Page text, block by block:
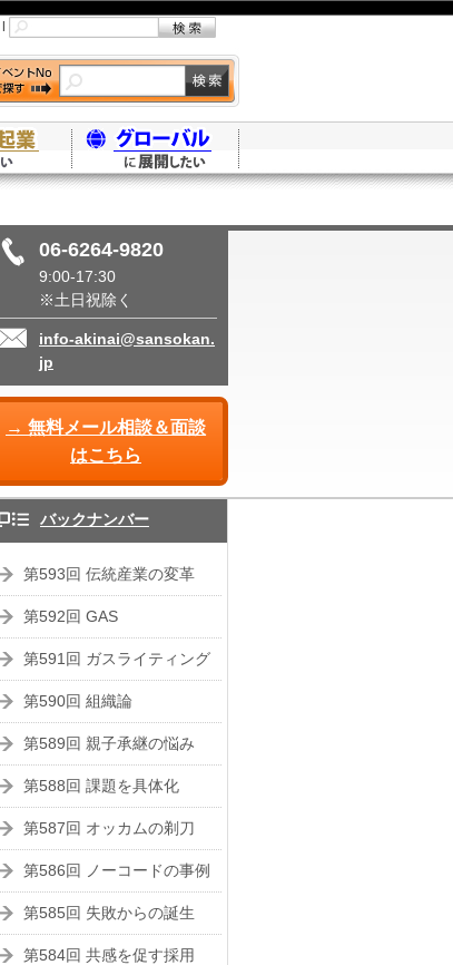
|
06-6264-9820
9:00-17:30
※土日祝除く
info-akinai@sansokan.
jp
→ 無料メール相談＆面談
はこちら
バックナンバー
第593回 伝統産業の変革
第592回 GAS
第591回 ガスライティング
第590回 組織論
第589回 親子承継の悩み
第588回 課題を具体化
第587回 オッカムの剃刀
第586回 ノーコードの事例
第585回 失敗からの誕生
第584回 共感を促す採用